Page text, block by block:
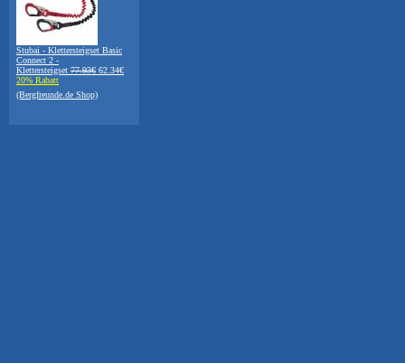
Stubai - Klettersteigset Basic
Connect 2 -
Klettersteigset 77.93€ 62.34€
20% Rabatt
(Bergfreunde.de Shop)